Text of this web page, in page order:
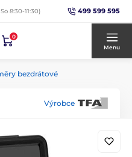
8:30-11:30) 499 599 595
0
Menu
bezdrátové
Výrobce